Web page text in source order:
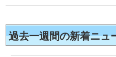
過去一週間の新着ニュ